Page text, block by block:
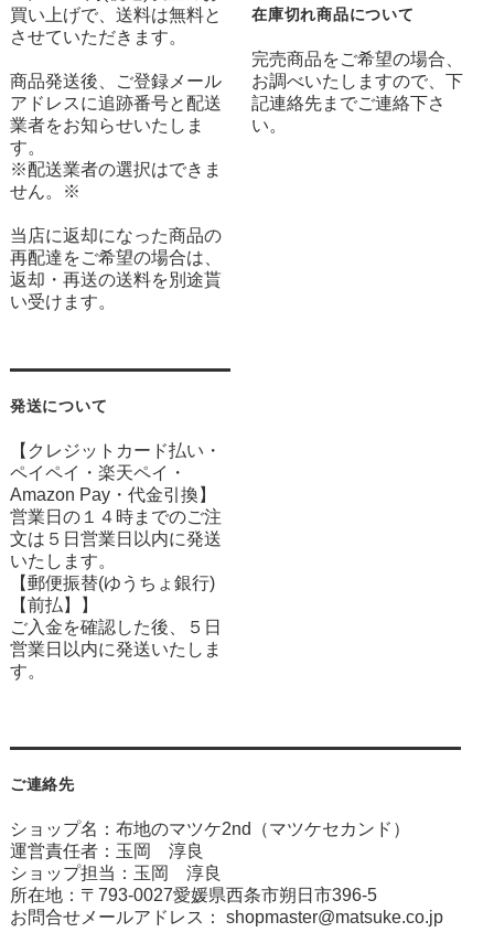
買い上げで、送料は無料と
させていただきます。
商品発送後、ご登録メール
アドレスに追跡番号と配送
業者をお知らせいたしま
す。
※配送業者の選択はできま
せん。※
当店に返却になった商品の
再配達をご希望の場合は、
返却・再送の送料を別途貰
い受けます。
発送について
【クレジットカード払い・
ペイペイ・楽天ペイ・
Amazon Pay・ 代金引換】
営業日の１４時までのご注
文は５日営業日以内に発送
いたします。
【郵便振替(ゆうちょ銀行)
【前払】】
ご入金を確認した後、５日
営業日以内に発送いたしま
す。
在庫切れ商品について
完売商品をご希望の場合、
お調べいたしますので、下
記連絡先までご連絡下さ
い。
ご連絡先
ショップ名：布地のマツケ2nd（マツケセカンド）
運営責任者：玉岡 淳良
ショップ担当：玉岡 淳良
所在地：〒793-0027愛媛県西条市朔日市396-5
お問合せメールアドレス： shopmaster@matsuke.co.jp